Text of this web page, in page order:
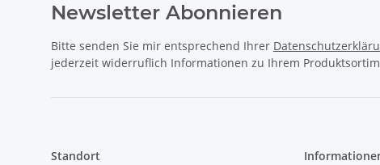
Newsletter Abonnieren
Bitte senden Sie mir entsprechend Ihrer
jederzeit widerruflich Informationen zu Ihrem
Standort